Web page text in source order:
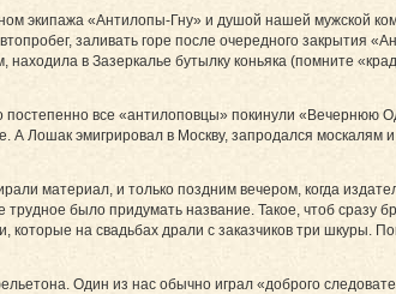
экипажа «Антилопы-Гну» и душой нашей мужской
заливать горе после очередного закрытия
в Зазеркалье бутылку коньяка (помните
все «антилоповцы» покинули «Вечернюю
эмигрировал в Москву, запродался москалям
материал, и только поздним вечером, когда
было придумать название. Такое, чтоб сразу
на свадьбах драли с заказчиков три шкуры.
Один из нас обычно играл «доброго